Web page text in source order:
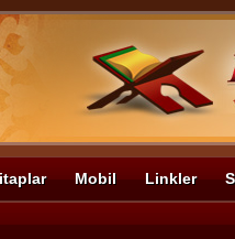
Mobil Linkler